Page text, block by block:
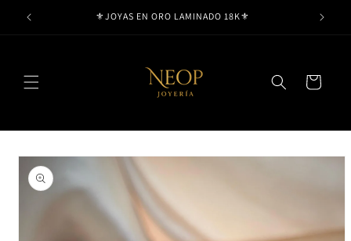
directamente
⚜️JOYAS EN ORO LAMINADO 18K⚜️
Carrito
directamente
a la
información